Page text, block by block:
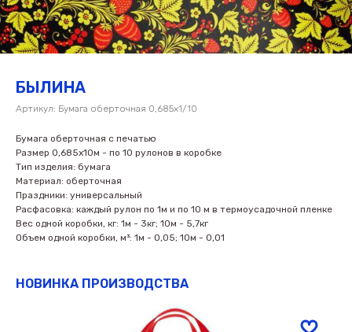
БЫЛИНА
Артикул: Бумага оберточная 0,685х1/10
Бумага оберточная с печатью
Размер 0,685х10м - по 10 рулонов в коробке
Тип изделия: бумага
Материал: оберточная
Праздники: универсальный
Расфасовка: каждый рулон по 1м и по 10 м в термоусадочной пленке
Вес одной коробки, кг: 1м - 3кг; 10м - 5,7кг
Объем одной коробки, м³: 1м - 0,05; 10м - 0,01
НОВИНКА ПРОИЗВОДСТВА